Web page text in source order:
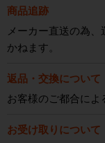
商品追跡
メーカー直送の為
かねます。
返品・交換について
お客様のご都合によ
お受け取りについて